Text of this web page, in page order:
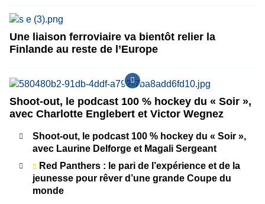
Une liaison ferroviaire va bientôt relier la
Finlande au reste de l’Europe
Shoot-out, le podcast 100 % hockey du « Soir »,
avec Charlotte Englebert et Victor Wegnez
Shoot-out, le podcast 100 % hockey du « Soir »,
avec Laurine Delforge et Magali Sergeant
Red Panthers : le pari de l’expérience et de la
jeunesse pour rêver d’une grande Coupe du
monde